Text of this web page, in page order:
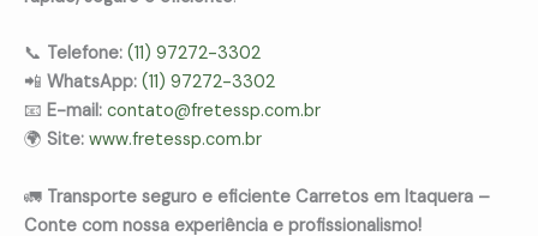
📞 Telefone: (11) 97272-3302
📲 WhatsApp: (11) 97272-3302
📧 E-mail: contato@fretessp.com.br
🌍 Site: www.fretessp.com.br
🚛 Transporte seguro e eficiente Carretos em Itaquera –
Conte com nossa experiência e profissionalismo!